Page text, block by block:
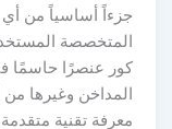
أساسياً من أي نظام
المستخدمة في
عنصرًا حاسمًا في
وغيرها من
تقنية متقدمة،